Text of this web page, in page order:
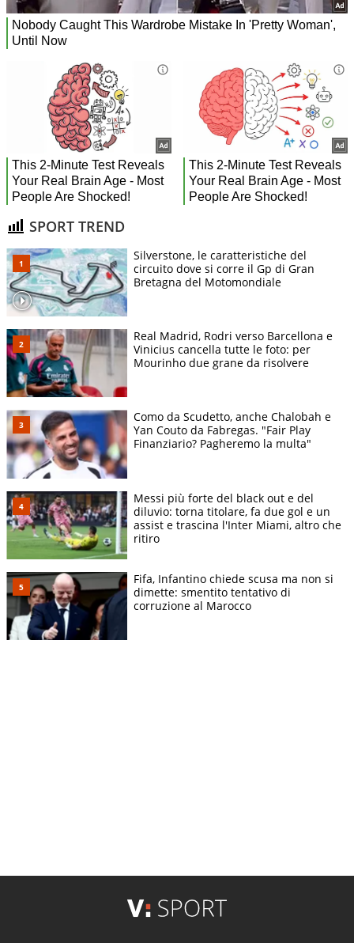
SPORT TREND
Silverstone, le caratteristiche del
circuito dove si corre il Gp di Gran
Bretagna del Motomondiale
Real Madrid, Rodri verso Barcellona e
Vinicius cancella tutte le foto: per
Mourinho due grane da risolvere
Como da Scudetto, anche Chalobah e
Yan Couto da Fabregas. "Fair Play
Finanziario? Pagheremo la multa"
Messi più forte del black out e del
diluvio: torna titolare, fa due gol e un
assist e trascina l'Inter Miami, altro che
ritiro
Fifa, Infantino chiede scusa ma non si
dimette: smentito tentativo di
corruzione al Marocco